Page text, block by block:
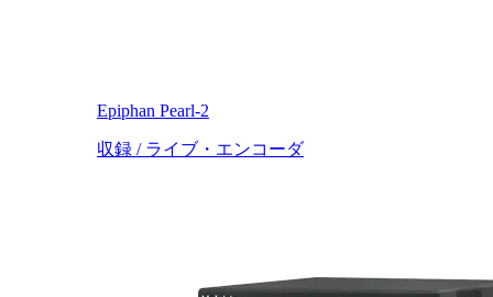
Epiphan Pearl-2
収録 / ライブ・エンコーダ